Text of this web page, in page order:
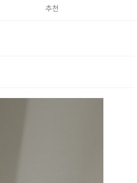
추천